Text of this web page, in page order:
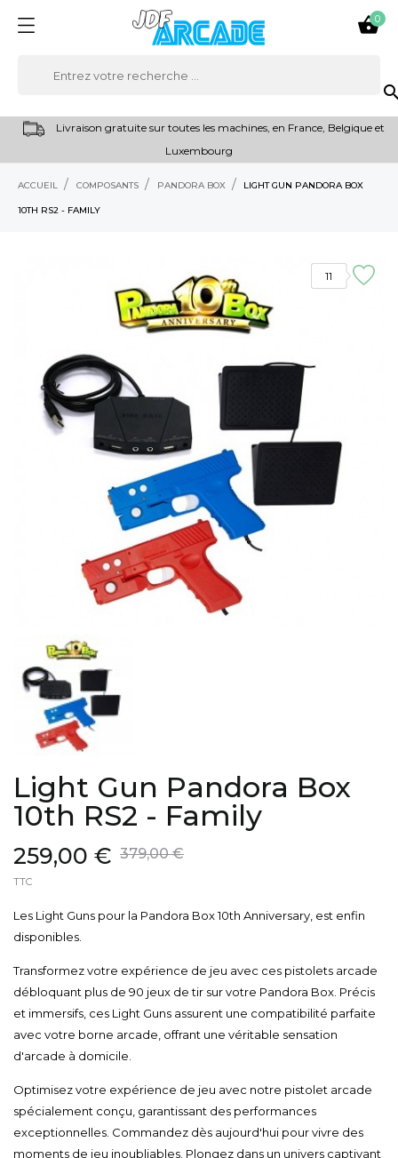

0
Livraison gratuite sur toutes les machines, en France, Belgique et
Luxembourg
ACCUEIL COMPOSANTS PANDORA BOX LIGHT GUN PANDORA BOX
10TH RS2 - FAMILY
ÉCONOMISEZ 120,00 €
11
Light Gun Pandora Box
10th RS2 - Family
259,00 € 379,00 €
TTC
Les Light Guns pour la Pandora Box 10th Anniversary, est enfin
disponibles.
Transformez votre expérience de jeu avec ces pistolets arcade
débloquant plus de 90 jeux de tir sur votre Pandora Box. Précis
et immersifs, ces Light Guns assurent une compatibilité parfaite
avec votre borne arcade, offrant une véritable sensation
d'arcade à domicile.
Optimisez votre expérience de jeu avec notre pistolet arcade
spécialement conçu, garantissant des performances
exceptionnelles. Commandez dès aujourd'hui pour vivre des
moments de jeu inoubliables. Plongez dans un univers captivant